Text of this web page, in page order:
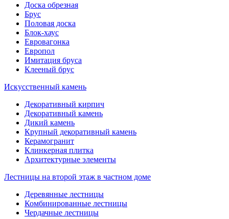
Доска обрезная
Брус
Половая доска
Блок-хаус
Евровагонка
Европол
Имитация бруса
Клееный брус
Искусственный камень
Декоративный кирпич
Декоративный камень
Дикий камень
Крупный декоративный камень
Керамогранит
Клинкерная плитка
Архитектурные элементы
Лестницы на второй этаж в частном доме
Деревянные лестницы
Комбинированные лестницы
Чердачные лестницы